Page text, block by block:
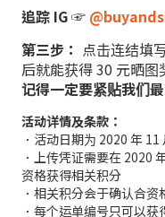
追踪 IG ☞
第三步： 点击连结填
后就能获得 30 元晒图
记得一定要紧贴我们最
活动详情及条款：
．活动日期为 2020 年
．上传凭证需要在 2020
资格获得相关积分
．相关积分会于确认合
．每个运单编号只可以获